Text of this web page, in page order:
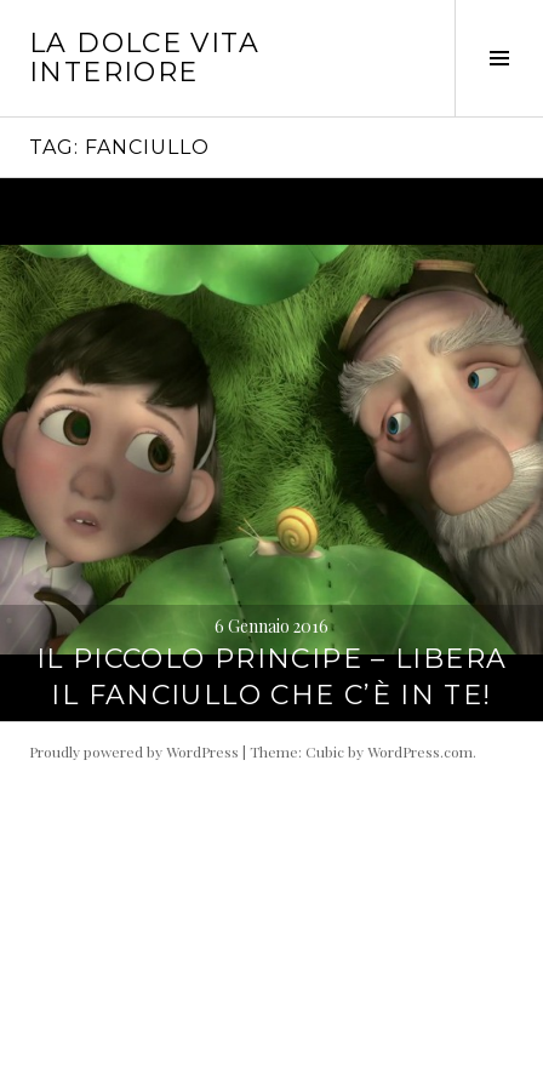
contenuto
LA DOLCE VITA
INTERIORE
TAG: FANCIULLO
6 Gennaio 2016
IL PICCOLO PRINCIPE – LIBERA
IL FANCIULLO CHE C’È IN TE!
Proudly powered by WordPress | Theme: Cubic byWordPress.com.